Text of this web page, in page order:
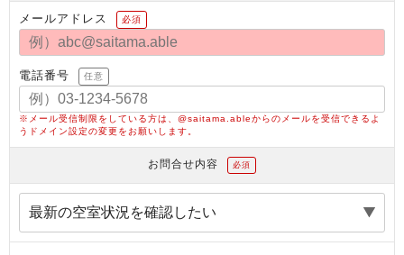
メールアドレス 必須
電話番号 任意
※メール受信制限をしている方は、@saitama.ableからのメールを受信できるよ
うドメイン設定の変更をお願いします。
お問合せ内容 必須